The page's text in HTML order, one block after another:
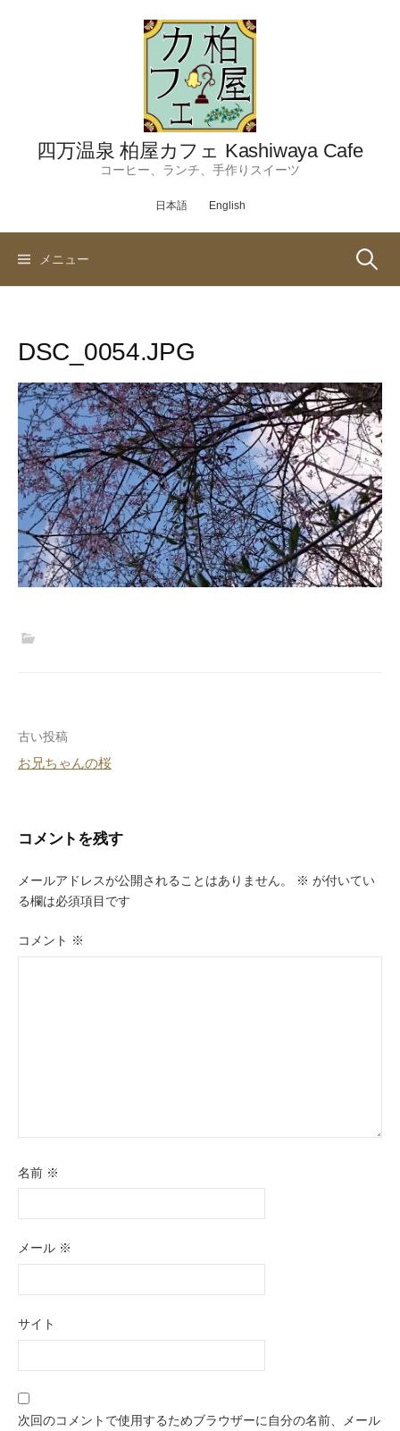
四万温泉 柏屋カフェ Kashiwaya Cafe
コーヒー、ランチ、手作りスイーツ
日本語 English
メニュー 検
DSC_0054.JPG
投
稿
ビ
ゲ
ー
シ
古い投稿
お兄ちゃんの桜
コメントを残す
メールアドレスが公開されることはありません。 ※ が付いてい
る欄は必須項目です
コメント ※
名前 ※
メール ※
サイト
次回のコメントで使用するためブラウザーに自分の名前、メール